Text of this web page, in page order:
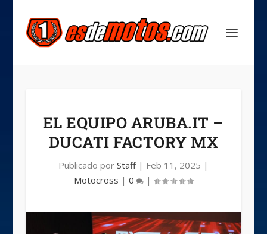
EL EQUIPO ARUBA.IT –
DUCATI FACTORY MX
Publicado por Staff| Feb 11, 2025 |
Motocross | 0 |